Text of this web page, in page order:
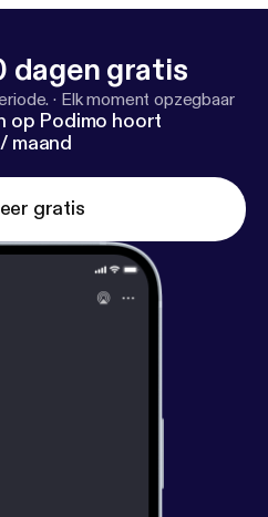
dagen gratis
· Elk moment opzegbaar
op Podimo hoort
maand
gratis